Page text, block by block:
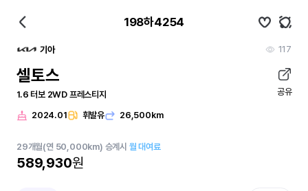
198하4254
기아 117
셀토스
1.6 터보 2WD 프레스티지 공유
2024.01 휘발유 26,500km
29개월(연 50,000km) 승계시 월 대여료
589,930원